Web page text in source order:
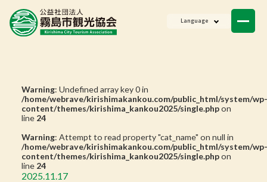
Language
Warning: Undefined array key 0 in
/home/webrave/kirishimakankou.com/public_html/system/wp-
content/themes/kirishima_kankou2025/single.phpon
line 24
Warning: Attempt to read property "cat_name" on null in
/home/webrave/kirishimakankou.com/public_html/system/wp-
content/themes/kirishima_kankou2025/single.phpon
line 24
2025.11.17